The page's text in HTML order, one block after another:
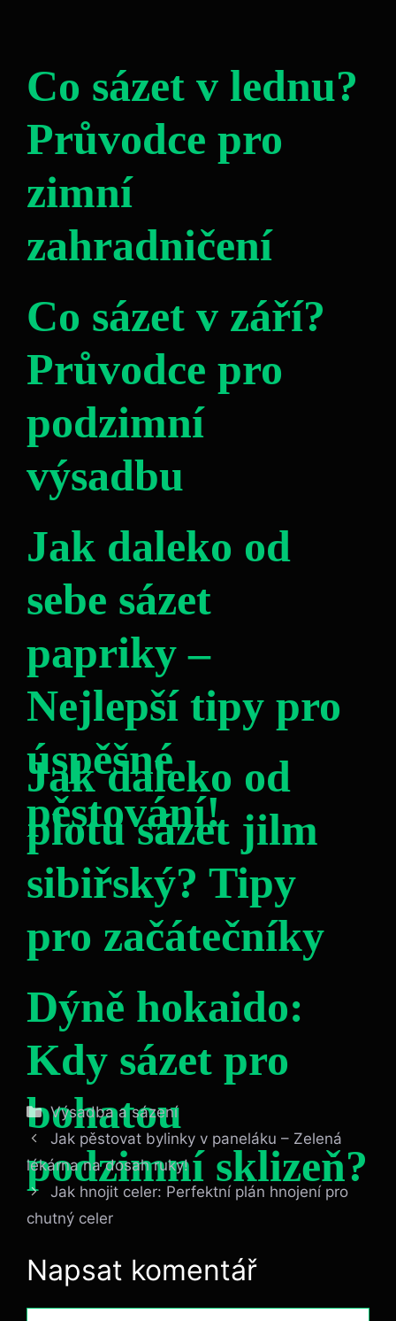
Co sázet v lednu?
Průvodce pro
zimní
zahradničení
Co sázet v září?
Průvodce pro
podzimní
výsadbu
Jak daleko od
sebe sázet
papriky –
Nejlepší tipy pro
úspěšné
pěstování!
Jak daleko od
plotu sázet jilm
sibiřský? Tipy
pro začátečníky
Dýně hokaido:
Kdy sázet pro
bohatou
podzimní sklizeň?
Rubriky
Výsadba a sázení
Jak pěstovat bylinky v paneláku – Zelená
lékárna na dosah ruky!
Jak hnojit celer: Perfektní plán hnojení pro
chutný celer
Napsat komentář